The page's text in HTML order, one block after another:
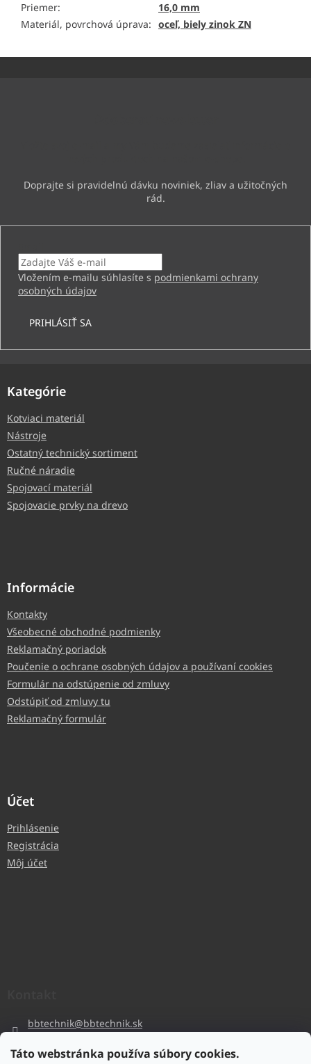
Táto webstránka používa súbory cookies.
Priemer:
16,0 mm
Materiál, povrchová úprava: oceľ, biely zinok ZN
Vložením e-mailu súhlasíte s podmienkami ochrany
osobných údajov
PRIHLÁSIŤ SA
Kategórie
Kotviaci materiál
Nástroje
Ostatný technický sortiment
Ručné náradie
Spojovací materiál
Spojovacie prvky na drevo
Informácie
Kontakty
Všeobecné obchodné podmienky
Reklamačný poriadok
Poučenie o ochrane osobných údajov a používaní cookies
Formulár na odstúpenie od zmluvy
Odstúpiť od zmluvy tu
Reklamačný formulár
Účet
Prihlásenie
Registrácia
Môj účet
bbtechnik@bbtechnik.sk